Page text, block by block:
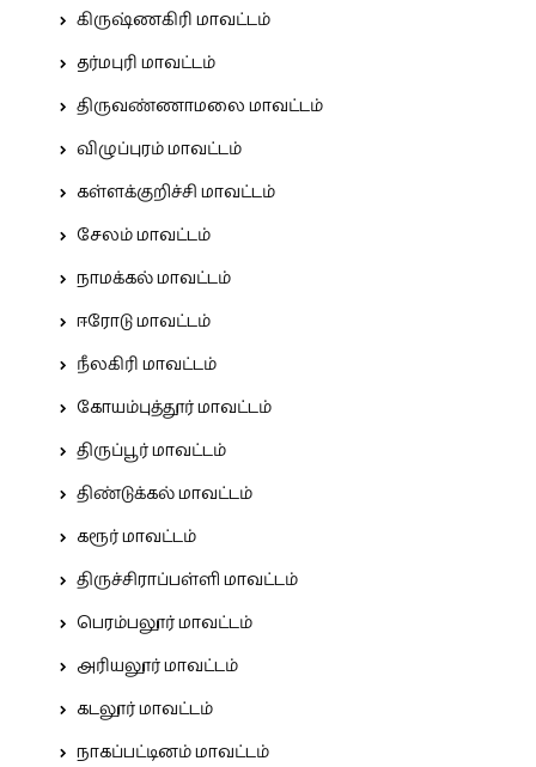
கிருஷ்ணகிரி மாவட்டம்
தர்மபுரி மாவட்டம்
திருவண்ணாமலை மாவட்டம்
விழுப்புரம் மாவட்டம்
கள்ளக்குறிச்சி மாவட்டம்
சேலம் மாவட்டம்
நாமக்கல் மாவட்டம்
ஈரோடு மாவட்டம்
நீலகிரி மாவட்டம்
கோயம்புத்தூர் மாவட்டம்
திருப்பூர் மாவட்டம்
திண்டுக்கல் மாவட்டம்
கரூர் மாவட்டம்
திருச்சிராப்பள்ளி மாவட்டம்
பெரம்பலூர் மாவட்டம்
அரியலூர் மாவட்டம்
கடலூர் மாவட்டம்
நாகப்பட்டினம் மாவட்டம்